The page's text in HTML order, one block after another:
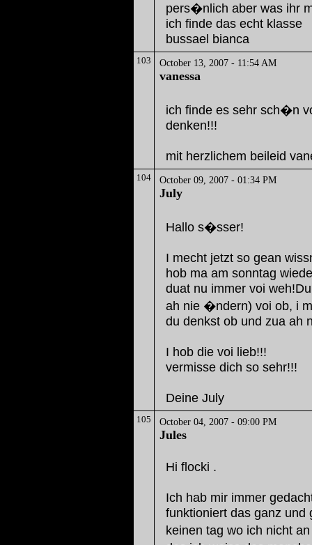
pers�nlich aber was ihr
ich finde das echt klasse
bussael bianca
103 October 13, 2007 - 11:54 AM
vanessa
ich finde es sehr sch�n
denken!!!
mit herzlichem beileid
104 October 09, 2007 - 01:34 PM
July
Hallo s�sser!
I mecht jetzt so gean
hob ma am sonntag
duat nu immer voi
ah nie �ndern) voi ob, i
du denkst ob und zua ah
I hob die voi lieb!!!
vermisse dich so sehr!!!
Deine July
105 October 04, 2007 - 09:00 PM
Jules
Hi flocki .
Ich hab mir immer
funktioniert das ganz und
keinen tag wo ich nicht